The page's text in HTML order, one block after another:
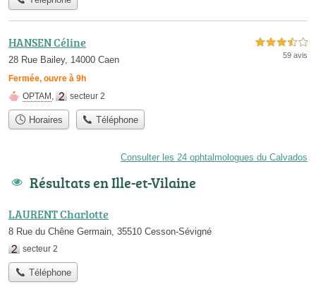
HANSEN Céline
28 Rue Bailey, 14000 Caen
Fermée, ouvre à 9h
3,5 étoiles sur 5
59 avis
OPTAM secteur 2
Horaires Téléphone
Consulter les 24 ophtalmologues du Calvados
Résultats en Ille-et-Vilaine
LAURENT Charlotte
8 Rue du Chêne Germain, 35510 Cesson-Sévigné
secteur 2
Téléphone